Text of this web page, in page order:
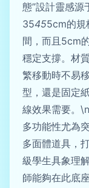
態”設計靈感源
35455cm的規
間，而且5cm
穩定支撐
繁移動時不易移
型，還是固定
線效果需要
多功能性尤為
多面體道具，打
級學生具象理
師能夠在此底座